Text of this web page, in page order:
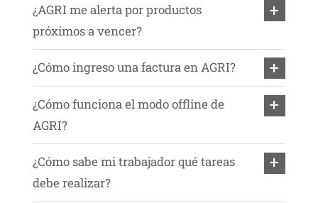
¿AGRI me alerta por productos
próximos a vencer?
¿Cómo ingreso una factura en AGRI?
¿Cómo funciona el modo offline de
AGRI?
¿Cómo sabe mi trabajador qué tareas
debe realizar?